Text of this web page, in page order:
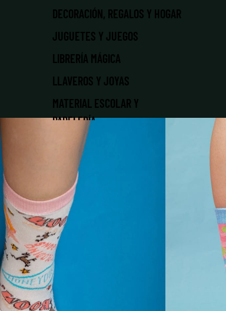
DECORACIÓN, REGALOS Y HOGAR
JUGUETES Y JUEGOS
LIBRERÍA MÁGICA
LLAVEROS Y JOYAS
MATERIAL ESCOLAR Y
PAPELERÍA
NAVIDAD MÁGICA
PATRONUS | MASCOTAS
PELUCHES
ROPA Y ACCESORIOS
RÉPLICAS
LA DESPENSA MÁGICA